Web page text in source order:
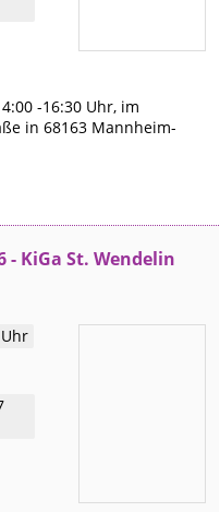
-16:30 Uhr, im
in 68163 Mannheim-
KiGa St. Wendelin